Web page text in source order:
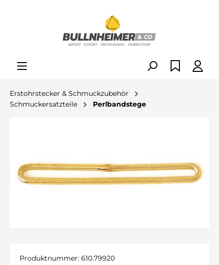
Erstohrstecker & Schmuckzubehör
Schmuckersatzteile
Perlbandstege
Produktnummer: 610.79920